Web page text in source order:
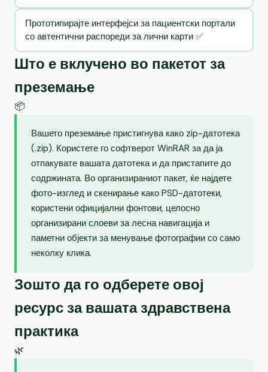
Прототипирајте интерфејси за пациентски портали
со автентични распореди за лични карти ✅
Што е вклучено во пакетот за
преземање
📦
Вашето преземање пристигнува како zip-датотека
(.zip). Користете го софтверот WinRAR за да ја
отпакувате вашата датотека и да пристапите до
содржината. Во организираниот пакет, ќе најдете
фото-изглед и скенирање како PSD-датотеки,
користени официјални фонтови, целосно
организирани слоеви за лесна навигација и
паметни објекти за менување фотографии со само
неколку клика.
Зошто да го одберете овој
ресурс за вашата здравствена
практика
🌿